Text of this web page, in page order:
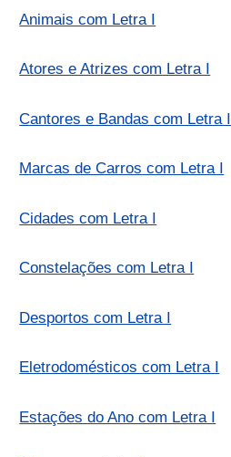
Animais com Letra I
Atores e Atrizes com Letra I
Cantores e Bandas com Letra I
Marcas de Carros com Letra I
Cidades com Letra I
Constelações com Letra I
Desportos com Letra I
Eletrodomésticos com Letra I
Estações do Ano com Letra I